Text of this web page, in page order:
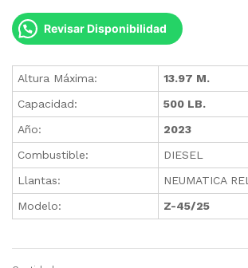
Revisar Disponibilidad
Altura Máxima:
13.97 M.
Capacidad:
500 LB.
Año:
2023
Combustible:
DIESEL
Llantas:
NEUMATICA
Modelo:
Z-45/25